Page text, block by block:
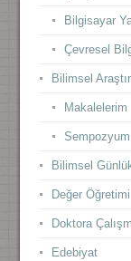
Bilgisayar
Çevresel
Bilimsel
Makalelerim
Bilimsel
Değer Öğretimi
Doktora
Edebiyat